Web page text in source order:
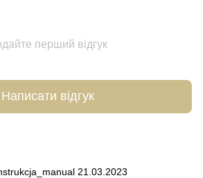
перший відгук
Написати відгук
21.03.2023